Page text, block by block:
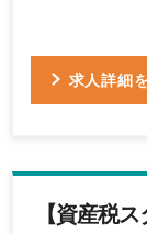
求人詳細
【資産税